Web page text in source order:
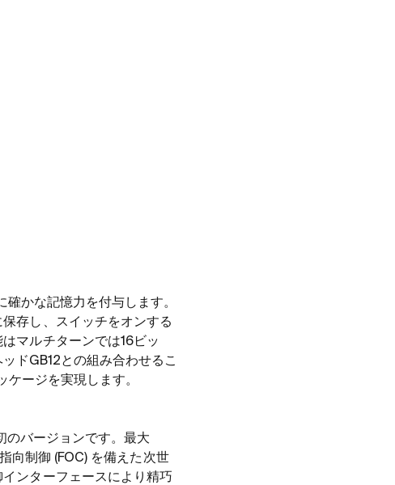
確かな記憶力を付与します。
存し、スイッチをオンする
マルチターンでは16ビッ
ド GB12との組み合わせるこ
ージを実現します。
のバージョンです。最大
向制御 (FOC) を備えた次世
ンターフェースにより精巧